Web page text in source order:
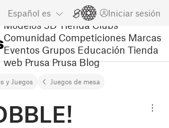
Español es Iniciar sesión
Modelos 3D Tienda Clubs
Comunidad Competiciones Marcas
Eventos Grupos Educación Tienda
web Prusa Prusa Blog
y Juegos Juegos de mesa